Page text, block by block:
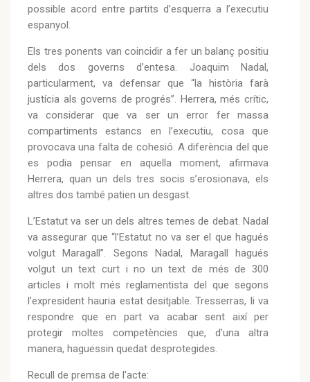
possible acord entre partits d’esquerra a l’executiu
espanyol.
Els tres ponents van coincidir a fer un balanç positiu
dels dos governs d’entesa. Joaquim Nadal,
particularment, va defensar que “la història farà
justícia als governs de progrés”. Herrera, més crític,
va considerar que va ser un error fer massa
compartiments estancs en l’executiu, cosa que
provocava una falta de cohesió. A diferència del que
es podia pensar en aquella moment, afirmava
Herrera, quan un dels tres socis s’erosionava, els
altres dos també patien un desgast.
L’Estatut va ser un dels altres temes de debat. Nadal
va assegurar que “l’Estatut no va ser el que hagués
volgut Maragall”. Segons Nadal, Maragall hagués
volgut un text curt i no un text de més de 300
articles i molt més reglamentista del que segons
l’expresident hauria estat desitjable. Tresserras, li va
respondre que en part va acabar sent així per
protegir moltes competències que, d’una altra
manera, haguessin quedat desprotegides.
Recull de premsa de l'acte: